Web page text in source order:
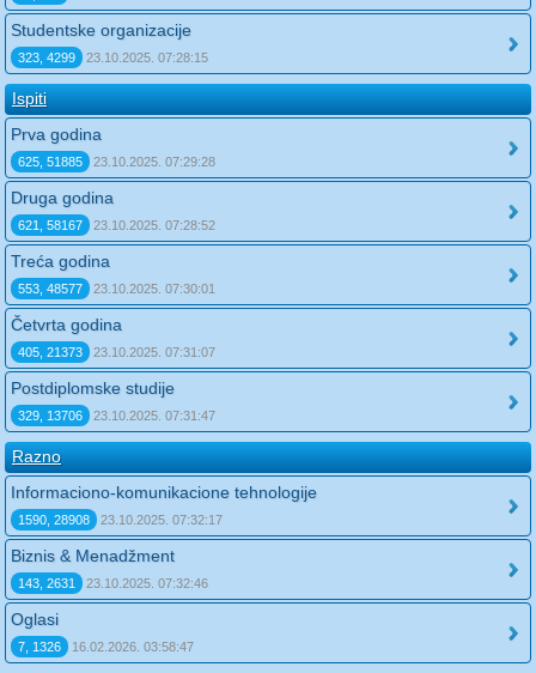
Studentske organizacije
323, 4299 23.10.2025. 07:28:15
Ispiti
Prva godina
625, 51885 23.10.2025. 07:29:28
Druga godina
621, 58167 23.10.2025. 07:28:52
Treća godina
553, 48577 23.10.2025. 07:30:01
Četvrta godina
405, 21373 23.10.2025. 07:31:07
Postdiplomske studije
329, 13706 23.10.2025. 07:31:47
Razno
Informaciono-komunikacione tehnologije
1590, 28908 23.10.2025. 07:32:17
Biznis & Menadžment
143, 2631 23.10.2025. 07:32:46
Oglasi
7, 1326 16.02.2026. 03:58:47